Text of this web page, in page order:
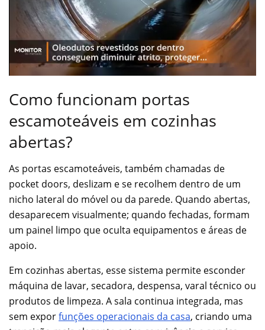
Como funcionam portas
escamoteáveis em cozinhas
abertas?
As portas escamoteáveis, também chamadas de
pocket doors, deslizam e se recolhem dentro de um
nicho lateral do móvel ou da parede. Quando abertas,
desaparecem visualmente; quando fechadas, formam
um painel limpo que oculta equipamentos e áreas de
apoio.
Em cozinhas abertas, esse sistema permite esconder
máquina de lavar, secadora, despensa, varal técnico ou
produtos de limpeza. A sala continua integrada, mas
sem exporfunções operacionais da casa, criando uma